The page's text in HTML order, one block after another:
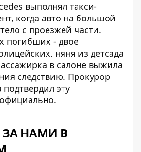
выполнял такси-
когда авто на большой
с проезжей части.
погибших - двое
няня из детсада
в салоне выжила
следствию. Прокурор
эту
ЗА НАМИ В